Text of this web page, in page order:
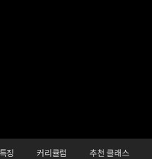
징 커리큘럼 추천 클래스